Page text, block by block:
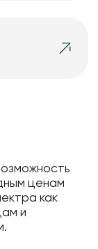
ценам
как
и